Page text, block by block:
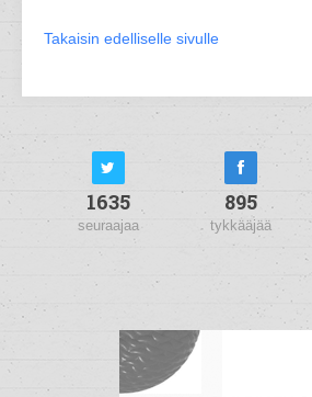
Takaisin edelliselle sivulle
1635
seuraajaa
895
tykkääjää